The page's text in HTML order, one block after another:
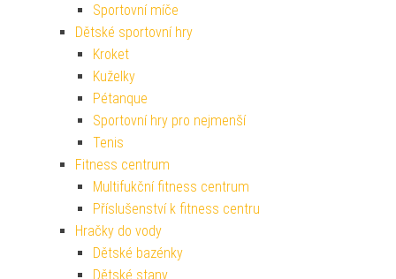
Sportovní míče
Dětské sportovní hry
Kroket
Kuželky
Pétanque
Sportovní hry pro nejmenší
Tenis
Fitness centrum
Multifukční fitness centrum
Příslušenství k fitness centru
Hračky do vody
Dětské bazénky
Dětské stany